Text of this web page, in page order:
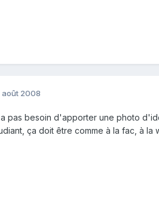
août 2008
pas besoin d'apporter une photo
ça doit être comme à la fac, à la